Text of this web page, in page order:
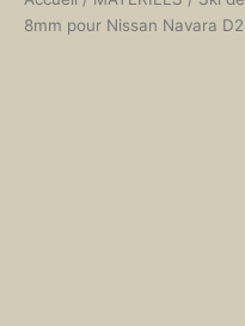
8mm pour Nissan Navara